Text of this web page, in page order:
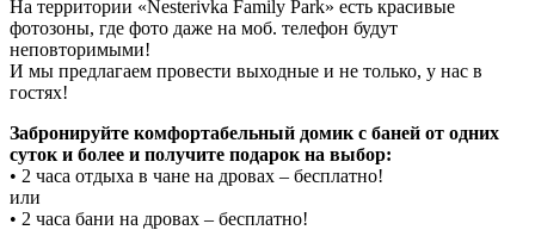
На территории «Nesterivka Family Park» есть красивые
фотозоны, где фото даже на моб. телефон будут
неповторимыми!
И мы предлагаем провести выходные и не только, у нас в
гостях!
Забронируйте комфортабельный домик с баней от одних
суток и более и получите подарок на выбор:
• 2 часа отдыха в чане на дровах – бесплатно!
или
• 2 часа бани на дровах – бесплатно!